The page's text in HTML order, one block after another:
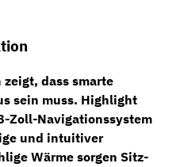
zeigt, dass smarte
sein muss. Highlight
Zoll-Navigationssystem
und intuitiver
Wärme sorgen Sitz-